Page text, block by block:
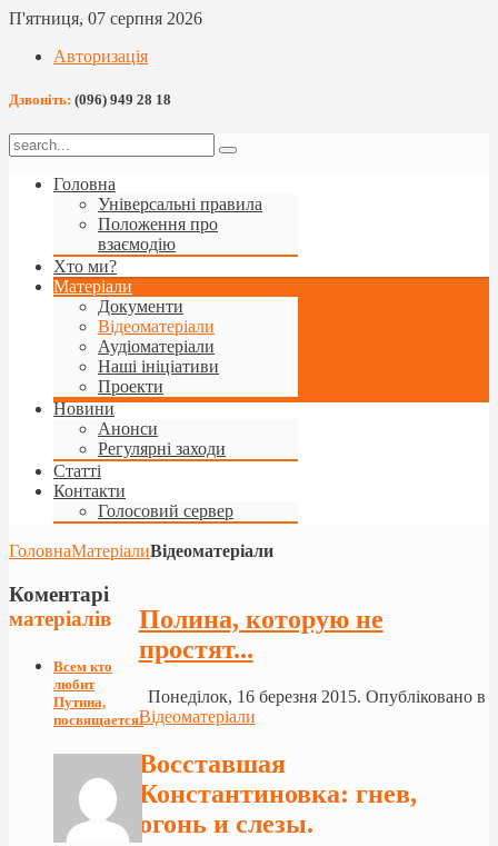
П'ятниця, 07 серпня 2026
Авторизація
Дзвоніть: (096) 949 28 18
Головна
Універсальні правила
Положення про
взаємодію
Хто ми?
Матеріали
Документи
Відеоматеріали
Аудіоматеріали
Наші ініціативи
Проекти
Новини
Анонси
Регулярні заходи
Статті
Контакти
Голосовий сервер
ГоловнаМатеріалиВідеоматеріали
Полина, которую не
простят...
Понеділок, 16 березня 2015. Опубліковано в
Відеоматеріали
Восставшая
Константиновка: гнев,
огонь и слезы.
Коментарі
матеріалів
Всем кто
любит
Путина,
посвящается!